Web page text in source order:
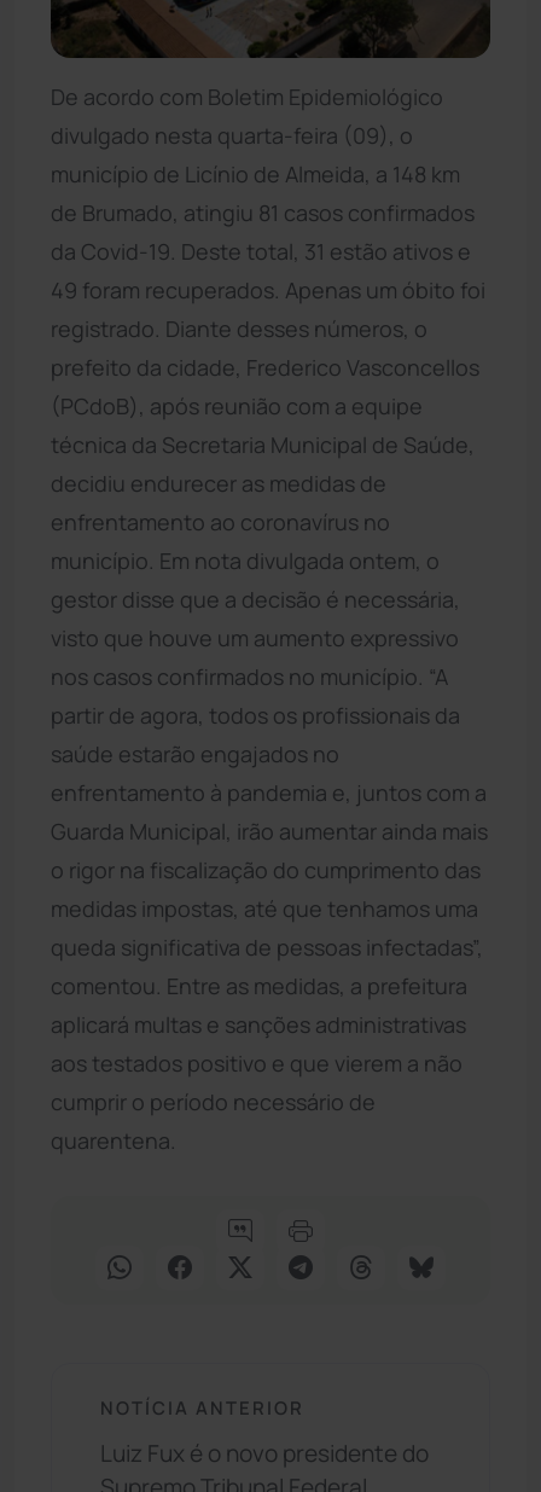
De acordo com Boletim Epidemiológico
divulgado nesta quarta-feira (09), o
município de Licínio de Almeida, a 148 km
de Brumado, atingiu 81 casos confirmados
da Covid-19. Deste total, 31 estão ativos e
49 foram recuperados. Apenas um óbito foi
registrado. Diante desses números, o
prefeito da cidade, Frederico Vasconcellos
(PCdoB), após reunião com a equipe
técnica da Secretaria Municipal de Saúde,
decidiu endurecer as medidas de
enfrentamento ao coronavírus no
município. Em nota divulgada ontem, o
gestor disse que a decisão é necessária,
visto que houve um aumento expressivo
nos casos confirmados no município. “A
partir de agora, todos os profissionais da
saúde estarão engajados no
enfrentamento à pandemia e, juntos com a
Guarda Municipal, irão aumentar ainda mais
o rigor na fiscalização do cumprimento das
medidas impostas, até que tenhamos uma
queda significativa de pessoas infectadas”,
comentou. Entre as medidas, a prefeitura
aplicará multas e sanções administrativas
aos testados positivo e que vierem a não
cumprir o período necessário de
quarentena.
NOTÍCIA ANTERIOR
Luiz Fux é o novo presidente do